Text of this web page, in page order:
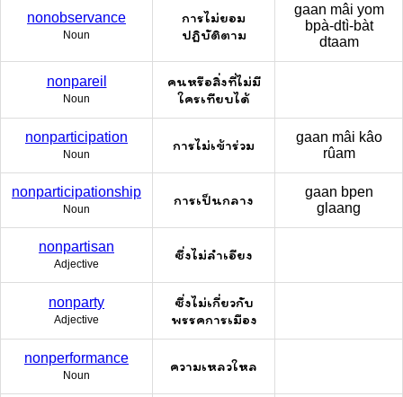
nonobservance
Noun
การไม่ยอม
ปฏิบัติตาม
gaan mâi yom
bpà-dtì-bàt
dtaam
nonpareil
Noun
คนหรือสิ่งที่ไม่มี
ใครเทียบได้
nonparticipation
Noun
การไม่เข้าร่วม
gaan mâi kâo
rûam
nonparticipationship
Noun
การเป็นกลาง
gaan bpen
glaang
nonpartisan
Adjective
ซึ่งไม่ลำเอียง
nonparty
Adjective
ซึ่งไม่เกี่ยวกับ
พรรคการเมือง
nonperformance
Noun
ความเหลวใหล